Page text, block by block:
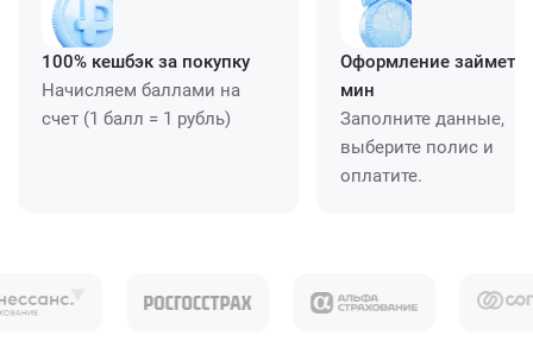
100% кешбэк за покупку
Начисляем баллами на
счет (1 балл = 1 рубль)
Оформление займет
мин
Заполните данные,
выберите полис и
оплатите.